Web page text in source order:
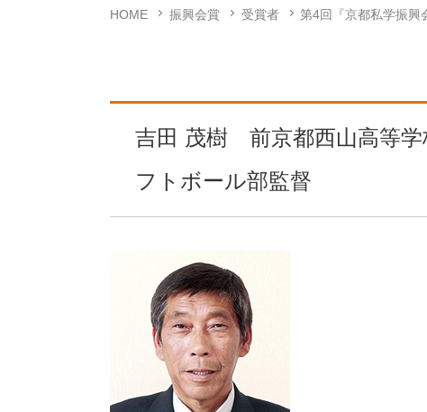
HOME 振興会賞 受賞者 第4回『京都私学振興
吉田 茂樹 前京都西山高等
フトボール部監督